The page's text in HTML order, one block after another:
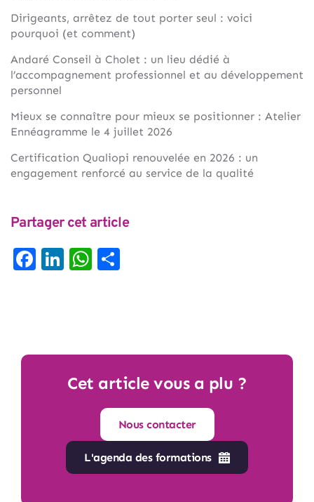
Dirigeants, arrêtez de tout porter seul : voici
pourquoi (et comment)
Andaré Conseil à Cholet : un lieu dédié à
l’accompagnement professionnel et au développement
personnel
Mieux se connaître pour mieux se positionner : Atelier
Ennéagramme le 4 juillet 2026
Certification Qualiopi renouvelée en 2026 : un
engagement renforcé au service de la qualité
Partager cet article
Facebook
LinkedIn
WhatsApp
Cet article vous a plu ?
Nous contacter
L'agenda des formations